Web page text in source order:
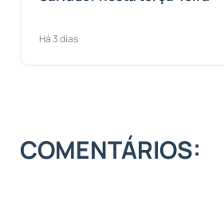
Há 3 dias
COMENTÁRIOS: